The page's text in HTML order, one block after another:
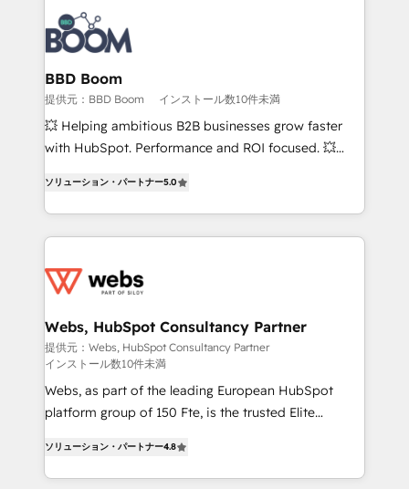
revenue. ⚙️ HubSpot Integration & Optimization •
Seamless CRM, CMS, and automation setup •
Complex platform migrations and data cleanups •
Custom APIs and third-party integrations 📈 End-to-
End Revenue Acceleration • Lifecycle marketing and
pipeline growth programs • Sales enablement tools
and CRM optimization • Retention strategies with
Execution • 750+ onboardings and 2,000+
implementations • Deep expertise across marketing,
BBD Boom
提供元：BBD Boom インストール数10件未満
💥 Helping ambitious B2B businesses grow faster
with HubSpot. Performance and ROI focused. 💥
to HubSpot Better. We work with your teams to
solve all your HubSpot challenges and improve user
adoption, sales process and marketing results.
the first time 🔧 Designing and optimising your
and build using HubSpot 🔌 Integrating HubSpot
with other systems 🎓 Training your teams to be
HubSpot pros 📊 Lead generation services using
HubSpot Why us? - SIX HubSpot Accreditations -
awarded by HubSpot after a rigorous process for
Migration, Custom Integration & Platform
Enablement -Onboarded over 500 businesses to
ソリューション・パートナー5.0
Webs, HubSpot Consultancy Partner
提供元：Webs, HubSpot Consultancy Partner
インストール数10件未満
Webs, as part of the leading European HubSpot
platform group of 150 Fte, is the trusted Elite
maximizing EBITDA and achieving Commercial
Excellence. With our targeted processes, we
ソリューション・パートナー4.8